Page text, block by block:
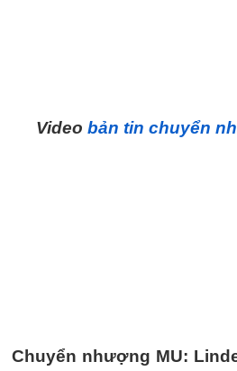
Video bản tin chuyển
Chuyển nhượng MU: